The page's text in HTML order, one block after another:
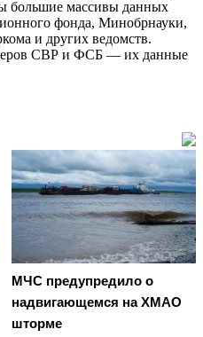
большие массивы данных
фонда, Минобрнауки,
и других ведомств.
СВР и ФСБ — их данные
МЧС предупредило о
надвигающемся на ХМАО
шторме